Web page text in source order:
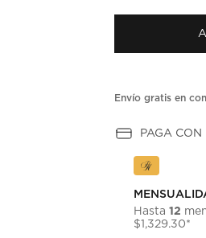
Envío gratis en
PAGA CON
Hasta12
$1,329.30*